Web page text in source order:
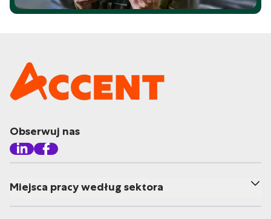
Obserwuj nas
Miejsca pracy według sektora